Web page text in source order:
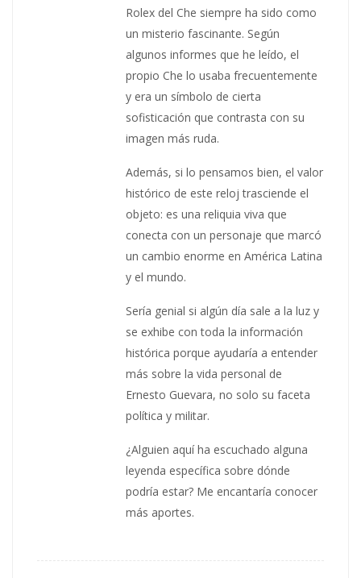
Rolex del Che siempre ha sido como
un misterio fascinante. Según
algunos informes que he leído, el
propio Che lo usaba frecuentemente
y era un símbolo de cierta
sofisticación que contrasta con su
imagen más ruda.
Además, si lo pensamos bien, el valor
histórico de este reloj trasciende el
objeto: es una reliquia viva que
conecta con un personaje que marcó
un cambio enorme en América Latina
y el mundo.
Sería genial si algún día sale a la luz y
se exhibe con toda la información
histórica porque ayudaría a entender
más sobre la vida personal de
Ernesto Guevara, no solo su faceta
política y militar.
¿Alguien aquí ha escuchado alguna
leyenda específica sobre dónde
podría estar? Me encantaría conocer
más aportes.